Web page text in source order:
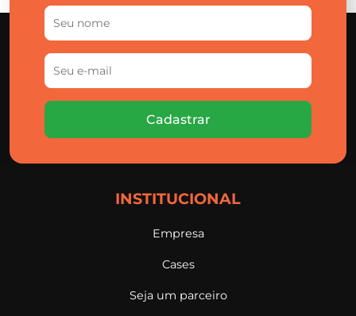
Cadastrar
INSTITUCIONAL
Empresa
Cases
Seja um parceiro